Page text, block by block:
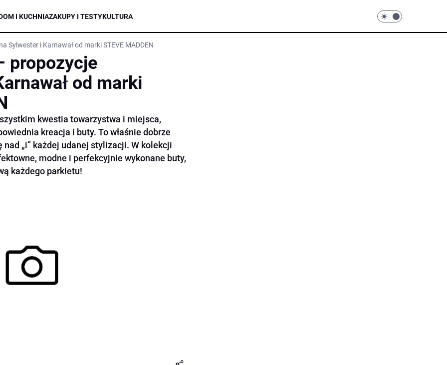
I KUCHNIAZAKUPY I TESTYKULTURA
Sylwester i Karnawał od marki STEVE MADDEN
propozycje
od marki
kwestia towarzystwa i miejsca,
kreacja i buty. To właśnie dobrze
„i” każdej udanej stylizacji. W kolekcji
modne i perfekcyjnie wykonane buty,
każdego parkietu!